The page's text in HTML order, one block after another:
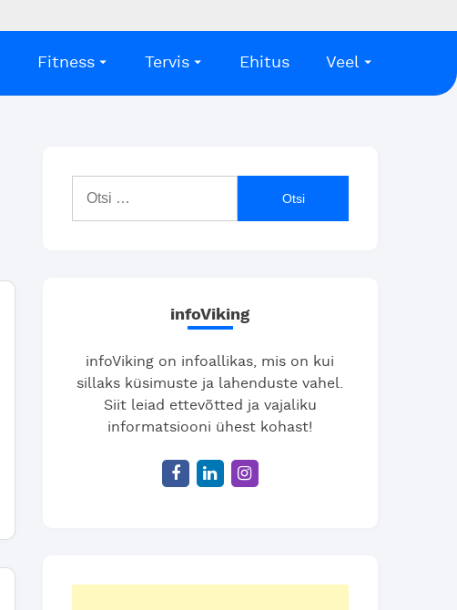
Fitness Tervis Ehitus Veel
infoViking
infoViking on infoallikas, mis on kui
sillaks küsimuste ja lahenduste vahel.
Siit leiad ettevõtted ja vajaliku
informatsiooni ühest kohast!